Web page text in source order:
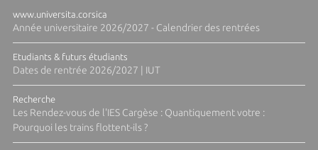
www.universita.corsica
Année universitaire 2026/2027 - Calendrier des rentrées
Etudiants & futurs étudiants
Dates de rentrée 2026/2027 | IUT
Recherche
Les Rendez-vous de l'IES Cargèse : Quantiquement votre :
Pourquoi les trains flottent-ils ?